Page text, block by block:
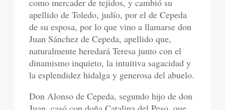
como mercader de tejidos, y cambió su
apellido de Toledo, judío, por el de Cepeda
de su esposa, por lo que vino a llamarse don
Juan Sánchez de Cepeda, apellido que,
naturalmente heredará Teresa junto con el
dinamismo inquieto, la intuitiva sagacidad y
la esplendidez hidalga y generosa del abuelo.
Don Alonso de Cepeda, segundo hijo de don